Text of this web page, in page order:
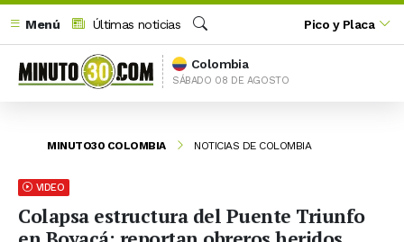
Menú
Últimas noticias
Buscar
Pico y Placa
Colombia
SÁBADO 08 DE AGOSTO
MINUTO30 COLOMBIA NOTICIAS DE COLOMBIA
VIDEO
Colapsa estructura del Puente Triunfo